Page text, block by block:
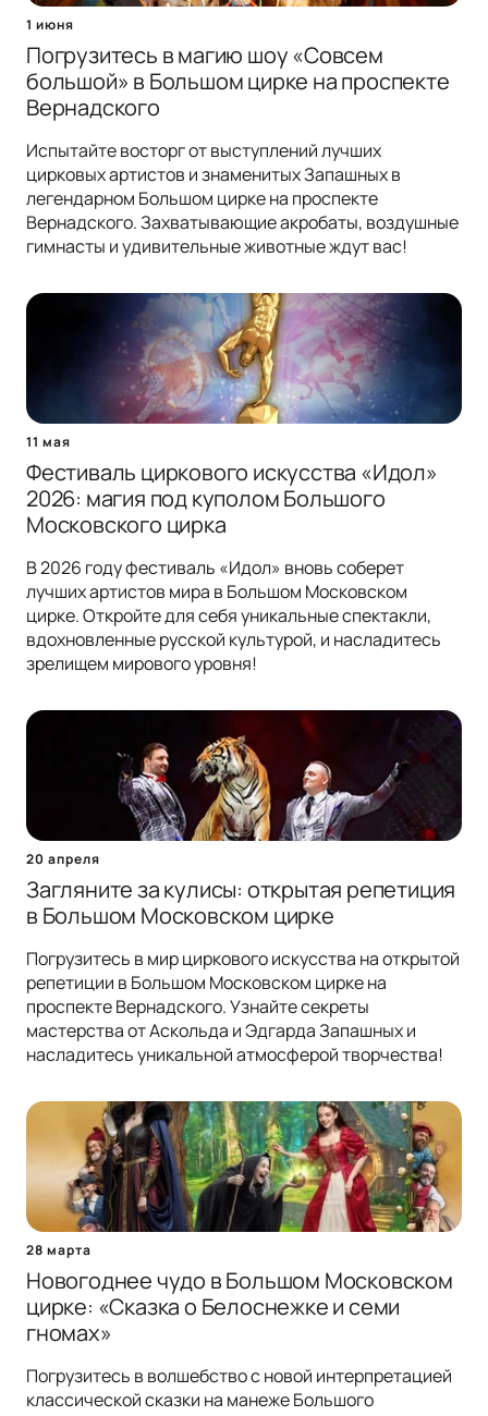
1 июня
Погрузитесь в магию шоу «Совсем
большой» в Большом цирке на проспекте
Вернадского
Испытайте восторг от выступлений лучших
цирковых артистов и знаменитых Запашных в
легендарном Большом цирке на проспекте
Вернадского. Захватывающие акробаты, воздушные
гимнасты и удивительные животные ждут вас!
11 мая
Фестиваль циркового искусства «Идол»
2026: магия под куполом Большого
Московского цирка
В 2026 году фестиваль «Идол» вновь соберет
лучших артистов мира в Большом Московском
цирке. Откройте для себя уникальные спектакли,
вдохновленные русской культурой, и насладитесь
зрелищем мирового уровня!
20 апреля
Загляните за кулисы: открытая репетиция
в Большом Московском цирке
Погрузитесь в мир циркового искусства на открытой
репетиции в Большом Московском цирке на
проспекте Вернадского. Узнайте секреты
мастерства от Аскольда и Эдгарда Запашных и
насладитесь уникальной атмосферой творчества!
28 марта
Новогоднее чудо в Большом Московском
цирке: «Сказка о Белоснежке и семи
гномах»
Погрузитесь в волшебство с новой интерпретацией
классической сказки на манеже Большого